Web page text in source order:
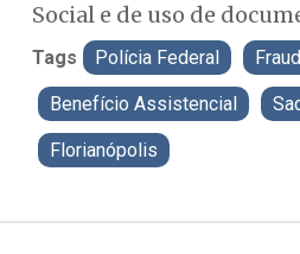
Social e de uso de
Tags Polícia Federal
Benefício Assistencial
Florianópolis